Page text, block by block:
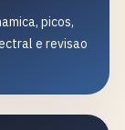
picos,
e revisao